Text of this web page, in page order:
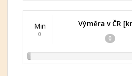
Min
0
Výměra v ČR
0